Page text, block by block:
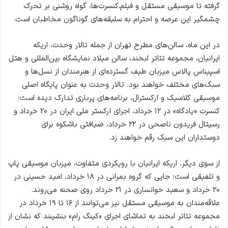
گرفته تا موسیقی مستقل و فیلم‌ـ‌کنسرت‌ها، گواه روشنی بر تحرک
چشمگیر این عرصه و احترام به سلیقه‌های گوناگون مخاطبان است.
در این ماه، سالن‌های مطرح تهران از جمله تالار وحدت، اریکه
ایرانیان، مجموعه تئاتر لبخند، سالن میلاد نمایشگاه بین‌المللی و هتل
اسپیناس پالاس میزبان طیف گسترده‌ای از هنرمندان از نسل‌ها و
سبک‌های مختلف خواهند بود. تالار وحدت به عنوان پایگاه اصلی
موسیقی کلاسیک و ارکسترال، برنامه‌های پرباری تدارک دیده است؛
کنسرت «یادگاه» در ۱۲ خرداد، اجرای ارکستر ملی ایران در ۲۰ خرداد و
رسیتال فریدون ناصحی در ۲۲ خرداد، ضیافتی باشکوه برای
دوستداران این سبک رقم خواهند زد.
از سوی دیگر، اریکه ایرانیان با رویکردی متفاوت، میزبان موسیقی پاپ
و تلفیقی است؛ جایی که گروه بمرانی در ۱۸ خرداد، امید حسینی در
۲۰ خرداد و سعید خوانساری در ۲۱ خرداد روی صحنه می‌روند.
علاقه‌مندان به موسیقی مستقل نیز می‌توانند از ۱۶ تا ۱۹ خرداد در
مجموعه تئاتر لبخند به تماشای اجرای «کینگ رام» بنشینند که نشان از